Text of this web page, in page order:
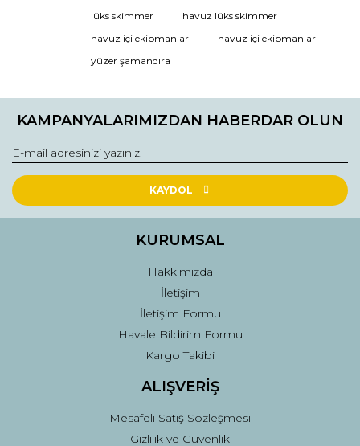
Yorum Yaz
lüks skimmer
havuz lüks skimmer
havuz içi ekipmanlar
havuz içi ekipmanları
yüzer şamandıra
KAMPANYALARIMIZDAN HABERDAR OLUN
KAYDOL
KURUMSAL
Hakkımızda
İletişim
İletişim Formu
Havale Bildirim Formu
Kargo Takibi
ALIŞVERİŞ
Mesafeli Satış Sözleşmesi
Gizlilik ve Güvenlik